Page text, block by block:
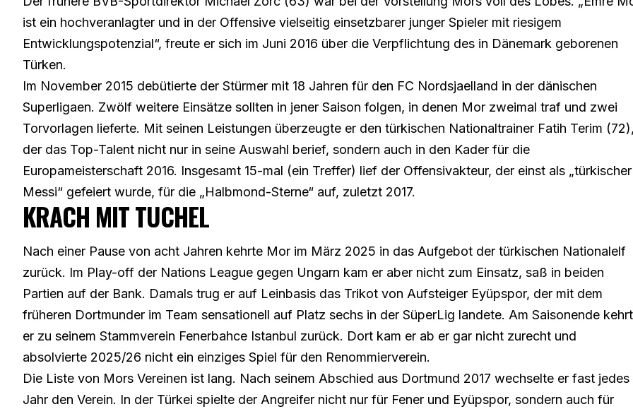
ist ein hochveranlagter und in der Offensive vielseitig einsetzbarer junger Spieler mit riesigem
Entwicklungspotenzial“, freute er sich im Juni 2016 über die Verpflichtung des in Dänemark geborenen
Türken.
Im November 2015 debütierte der Stürmer mit 18 Jahren für den FC Nordsjaelland in der dänischen
Superligaen. Zwölf weitere Einsätze sollten in jener Saison folgen, in denen Mor zweimal traf und zwei
Torvorlagen lieferte. Mit seinen Leistungen überzeugte er den türkischen Nationaltrainer Fatih Terim
der das Top-Talent nicht nur in seine Auswahl berief, sondern auch in den Kader für die
Europameisterschaft 2016. Insgesamt 15-mal (ein Treffer) lief der Offensivakteur, der einst als „türkischer
Messi“ gefeiert wurde, für die „Halbmond-Sterne“ auf, zuletzt 2017.
KRACH MIT TUCHEL
Nach einer Pause von acht Jahren kehrte Mor im März 2025 in das Aufgebot der türkischen Nationalelf
zurück. Im Play-off der Nations League gegen Ungarn kam er aber nicht zum Einsatz, saß in beiden
Partien auf der Bank. Damals trug er auf Leinbasis das Trikot von Aufsteiger Eyüpspor, der mit dem
früheren Dortmunder im Team sensationell auf Platz sechs in der SüperLig landete. Am Saisonende
er zu seinem Stammverein Fenerbahce Istanbul zurück. Dort kam er ab er gar nicht zurecht und
absolvierte 2025/26 nicht ein einziges Spiel für den Renommierverein.
Die Liste von Mors Vereinen ist lang. Nach seinem Abschied aus Dortmund 2017 wechselte er fast jedes
Jahr den Verein. In der Türkei spielte der Angreifer nicht nur für Fener und Eyüpspor, sondern auch für